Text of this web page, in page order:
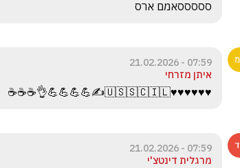
סססססאמם ארס
07:59 - 21.02.2026
איתן מזרחי
♥️♥️♥️♥️♥️♥️🇺🇸🇸🇨🇮🇱✍️💪💪💪💪👌☕☕☕
07:59 - 21.02.2026
מרגלית דינטצ'י